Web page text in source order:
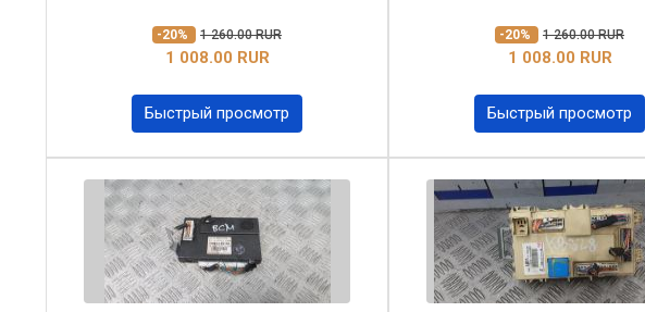
-20% 1 260.00 RUR
1 008.00 RUR
Быстрый просмотр
-20% 1 260.00 RUR
1 008.00 RUR
Быстрый просмотр